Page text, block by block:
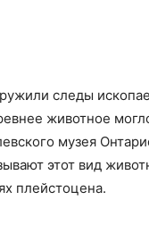
следы
животное
музея
этот вид
плейстоцена.